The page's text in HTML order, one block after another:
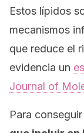
Estos lípidos
mecanismos
que reduce el
evidencia un
Journal of
Para